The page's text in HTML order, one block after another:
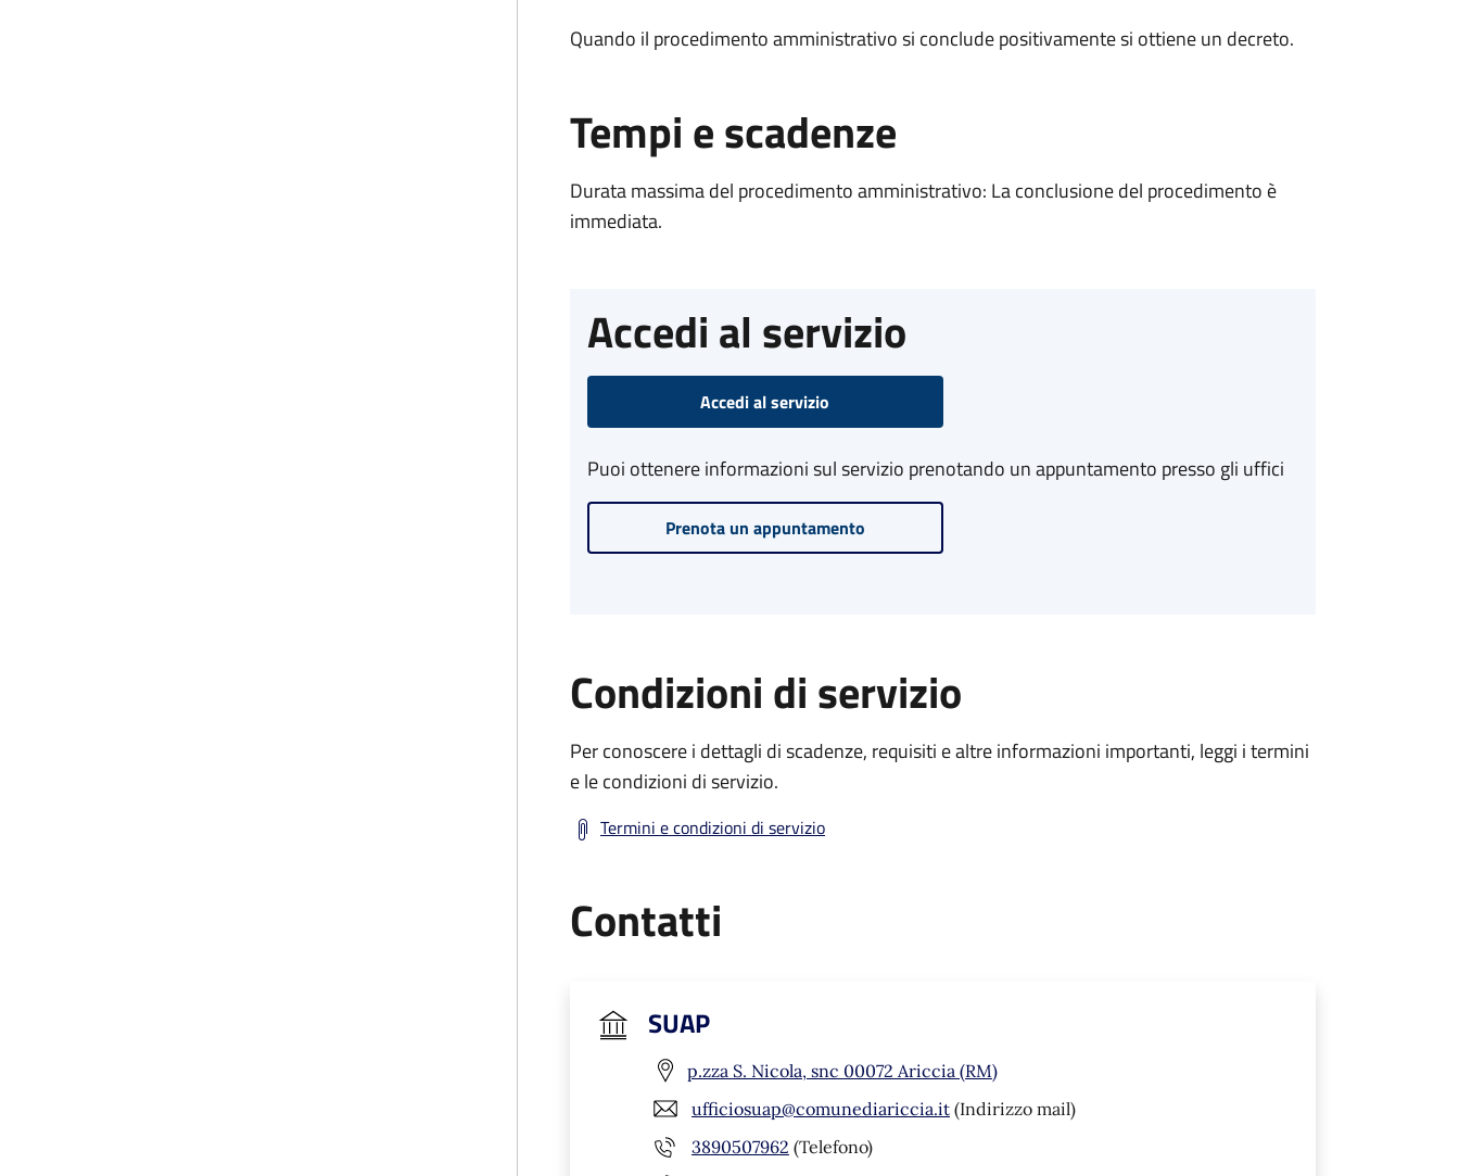
Quando il procedimento amministrativo si conclude positivamente si ottiene un decreto.
Tempi e scadenze
Durata massima del procedimento amministrativo: La conclusione del procedimento è
immediata.
Accedi al servizio
Accedi al servizio
Puoi ottenere informazioni sul servizio prenotando un appuntamento presso gli uffici
Prenota un appuntamento
Condizioni di servizio
Per conoscere i dettagli di scadenze, requisiti e altre informazioni importanti, leggi i termini
e le condizioni di servizio.
Termini e condizioni di servizio
Contatti
SUAP
p.zza S. Nicola, snc 00072 Ariccia (RM)
ufficiosuap@comunediariccia.it (Indirizzo mail)
3890507962 (Telefono)